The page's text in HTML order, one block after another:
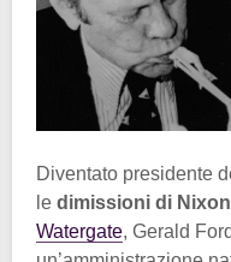
Diventato presidente
le dimissioni di Nixon
Watergate, Gerald